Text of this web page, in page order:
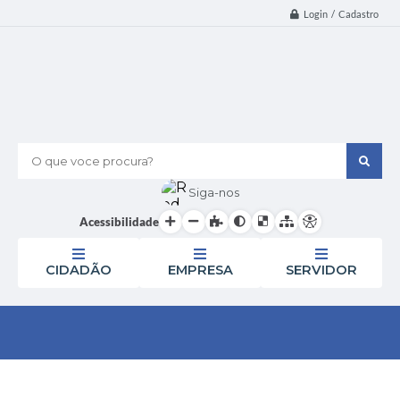
Login / Cadastro
O que voce procura?
Siga-nos
Acessibilidade
CIDADÃO EMPRESA SERVIDOR